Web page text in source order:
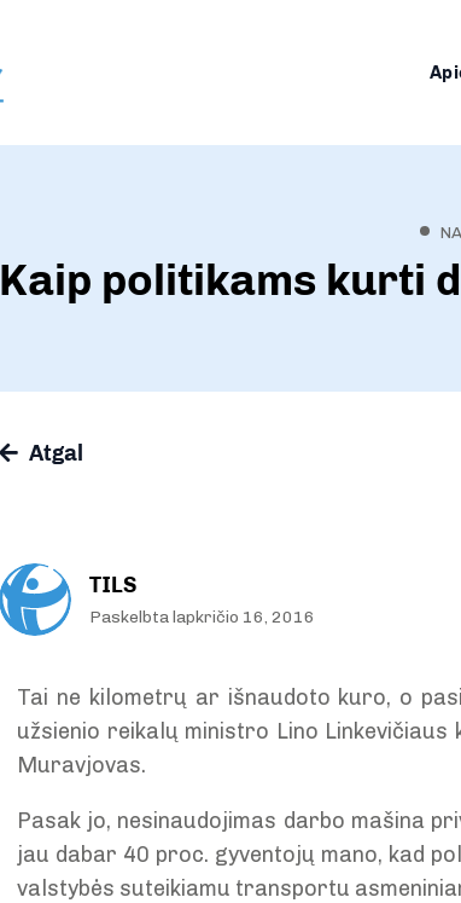
Kaip politikams kurti
Atgal
TILS
Paskelbta lapkričio 16, 2016
Tai ne kilometrų ar išnaudoto kuro, o
užsienio reikalų ministro Lino Linkevičiaus
Muravjovas.
Pasak jo, nesinaudojimas darbo mašina
jau dabar 40 proc. gyventojų mano, kad
valstybės suteikiamu transportu